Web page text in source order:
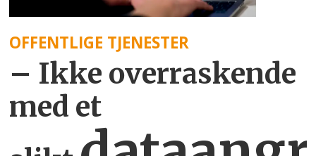
OFFENTLIGE TJENESTER
– Ikke overraskende
med et